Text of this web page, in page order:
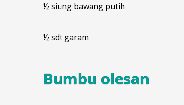
½ siung bawang putih
½ sdt garam
Bumbu olesan